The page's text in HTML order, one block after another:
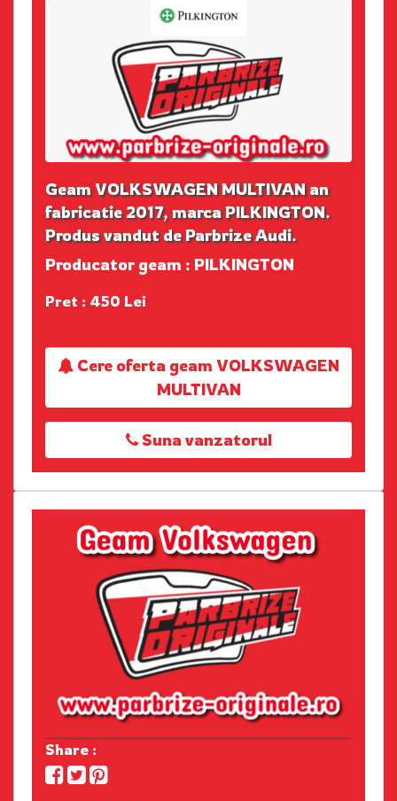
Geam VOLKSWAGEN MULTIVAN an
fabricatie 2017, marca PILKINGTON.
Produs vandut de Parbrize Audi.
Producator geam : PILKINGTON
Pret : 450 Lei
Cere oferta geam VOLKSWAGEN
MULTIVAN
Suna vanzatorul
Share :